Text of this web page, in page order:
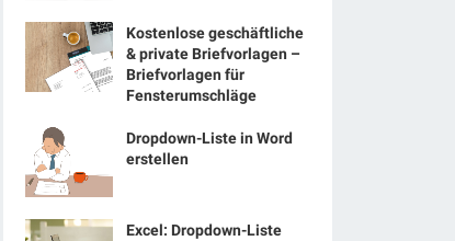
Kostenlose geschäftliche
& private Briefvorlagen –
Briefvorlagen für
Fensterumschläge
Dropdown-Liste in Word
erstellen
Excel: Dropdown-Liste